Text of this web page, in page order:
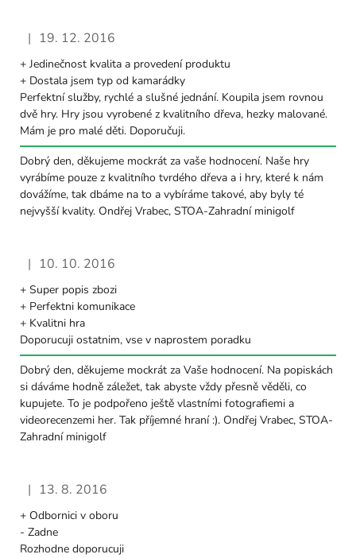
Hodnocení obchodu je 5 z 5 hvězdiček.
| 19. 12. 2016
+ Jedinečnost kvalita a provedení produktu
+ Dostala jsem typ od kamarádky
Perfektní služby, rychlé a slušné jednání. Koupila jsem rovnou
dvě hry. Hry jsou vyrobené z kvalitního dřeva, hezky malované.
Mám je pro malé děti. Doporučuji.
Dobrý den, děkujeme mockrát za vaše hodnocení. Naše hry
vyrábíme pouze z kvalitního tvrdého dřeva a i hry, které k nám
dovážíme, tak dbáme na to a vybíráme takové, aby byly té
nejvyšší kvality. Ondřej Vrabec, STOA-Zahradní minigolf
Hodnocení obchodu je 5 z 5 hvězdiček.
| 10. 10. 2016
+ Super popis zbozi
+ Perfektni komunikace
+ Kvalitni hra
Doporucuji ostatnim, vse v naprostem poradku
Dobrý den, děkujeme mockrát za Vaše hodnocení. Na popiskách
si dáváme hodně záležet, tak abyste vždy přesně věděli, co
kupujete. To je podpořeno ještě vlastními fotografiemi a
videorecenzemi her. Tak příjemné hraní :). Ondřej Vrabec, STOA-
Zahradní minigolf
Hodnocení obchodu je 5 z 5 hvězdiček.
| 13. 8. 2016
+ Odbornici v oboru
- Zadne
Rozhodne doporucuji